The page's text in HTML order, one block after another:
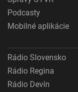
Podcasty
Mobilné aplikácie
Rádio Slovensko
Rádio Regina
Rádio Devín